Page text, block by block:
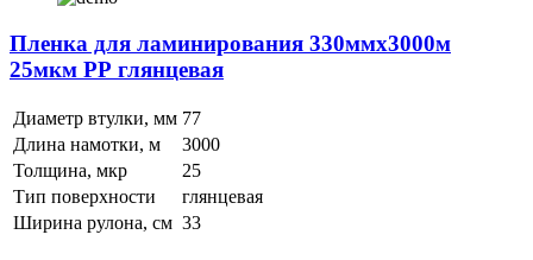
Пленка для ламинирования 330ммх3000м
25мкм РР глянцевая
Диаметр втулки, мм 77
Длина намотки, м
3000
Толщина, мкр
25
Тип поверхности
глянцевая
Ширина рулона, см 33